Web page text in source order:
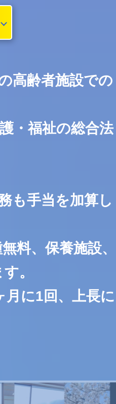
高齢者施設での
・福祉の総合法
も手当を加算し
料、保養施設、
。
に1回、上長に